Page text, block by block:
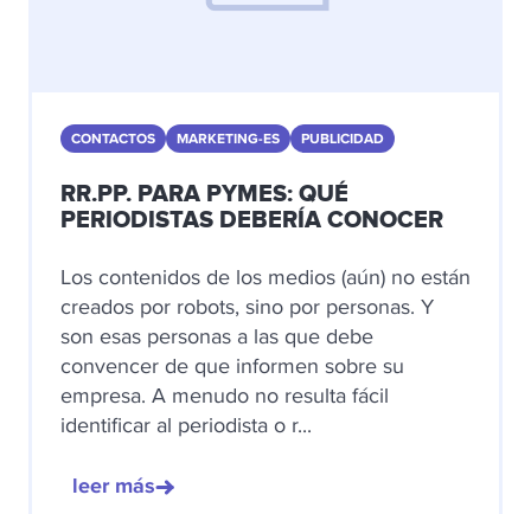
CONTACTOS MARKETING-ES PUBLICIDAD
RR.PP. PARA PYMES: QUÉ
PERIODISTAS DEBERÍA CONOCER
Los contenidos de los medios (aún) no están
creados por robots, sino por personas. Y
son esas personas a las que debe
convencer de que informen sobre su
empresa. A menudo no resulta fácil
identificar al periodista o r...
leer más